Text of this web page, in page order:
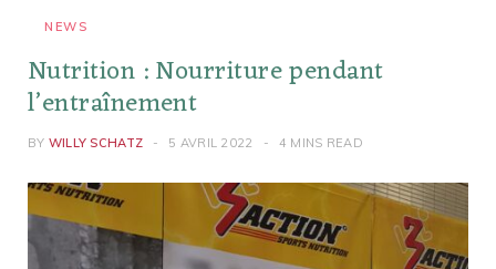
NEWS
Nutrition : Nourriture pendant
l’entraînement
BY WILLY SCHATZ 5 AVRIL 2022 4 MINS READ